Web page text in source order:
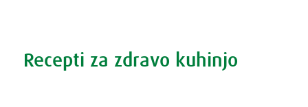
Recepti za zdravo kuhinjo